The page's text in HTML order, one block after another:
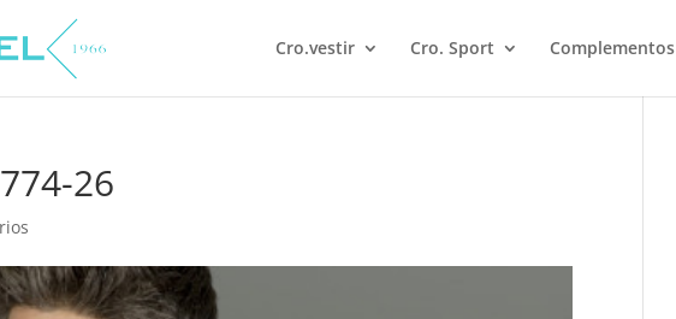
Cro.vestir Cro. Sport Complementos
26